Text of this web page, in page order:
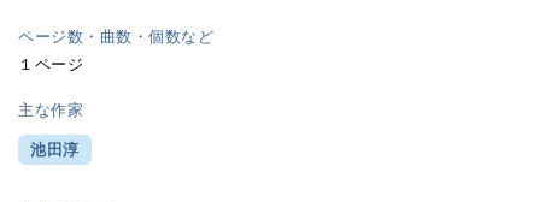
ページ数・曲数・個数など
１ページ
主な作家
池田淳